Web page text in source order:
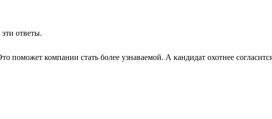
ответы.
поможет компании стать более узнаваемой. А кандидат охотнее